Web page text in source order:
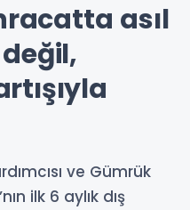
asıl
ve Gümrük
ilk 6 aylık dış